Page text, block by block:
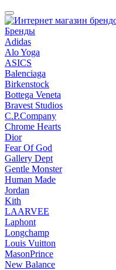
Бренды
Adidas
Alo Yoga
ASICS
Balenciaga
Birkenstock
Bottega Veneta
Bravest Studios
C.P.Company
Chrome Hearts
Dior
Fear Of God
Gallery Dept
Gentle Monster
Human Made
Jordan
Kith
LAARVEE
Laphont
Longchamp
Louis Vuitton
MasonPrince
New Balance